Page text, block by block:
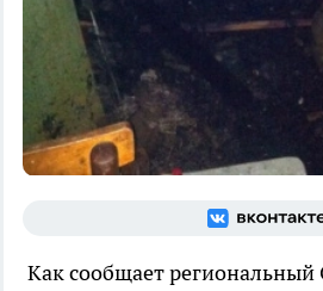
Как сообщает